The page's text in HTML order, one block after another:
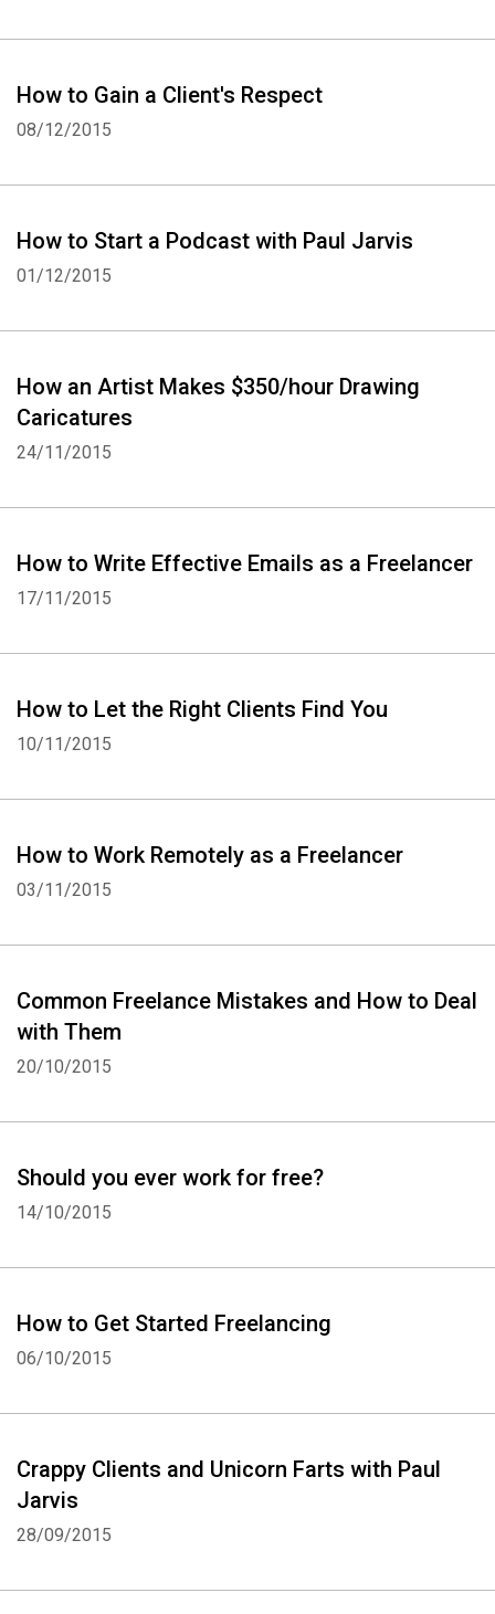
How to Gain a Client's Respect
08/12/2015
How to Start a Podcast with Paul Jarvis
01/12/2015
How an Artist Makes $350/hour Drawing
Caricatures
24/11/2015
How to Write Effective Emails as a Freelancer
17/11/2015
How to Let the Right Clients Find You
10/11/2015
How to Work Remotely as a Freelancer
03/11/2015
Common Freelance Mistakes and How to Deal
with Them
20/10/2015
Should you ever work for free?
14/10/2015
How to Get Started Freelancing
06/10/2015
Crappy Clients and Unicorn Farts with Paul
Jarvis
28/09/2015